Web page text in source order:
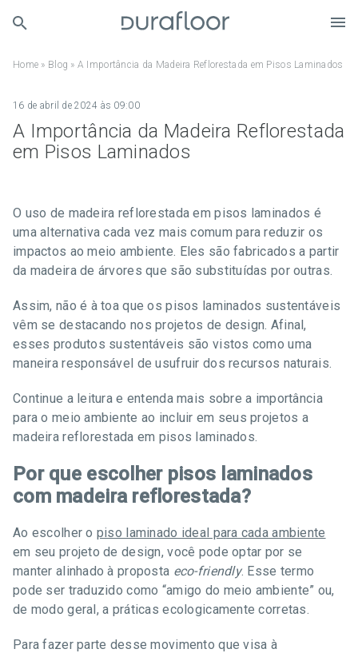
Home » Blog » A Importância da Madeira Reflorestada em Pisos Laminados
A Importância da Madeira Reflorestada
em Pisos Laminados
16 de abril de 2024 às 09:00
O uso de madeira reflorestada em pisos laminados é
uma alternativa cada vez mais comum para reduzir os
impactos ao meio ambiente. Eles são fabricados a partir
da madeira de árvores que são substituídas por outras.
Assim, não é à toa que os pisos laminados sustentáveis
vêm se destacando nos projetos de design. Afinal,
esses produtos sustentáveis são vistos como uma
maneira responsável de usufruir dos recursos naturais.
Continue a leitura e entenda mais sobre a importância
para o meio ambiente ao incluir em seus projetos a
madeira reflorestada em pisos laminados.
Por que escolher pisos laminados
com madeira reflorestada?
Ao escolher o piso laminado ideal para cada ambiente
em seu projeto de design, você pode optar por se
manter alinhado à proposta eco-friendly. Esse termo
pode ser traduzido como “amigo do meio ambiente” ou,
de modo geral, a práticas ecologicamente corretas.
Para fazer parte desse movimento que visa à